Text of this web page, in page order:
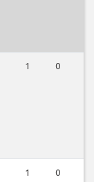
1 0
1 0